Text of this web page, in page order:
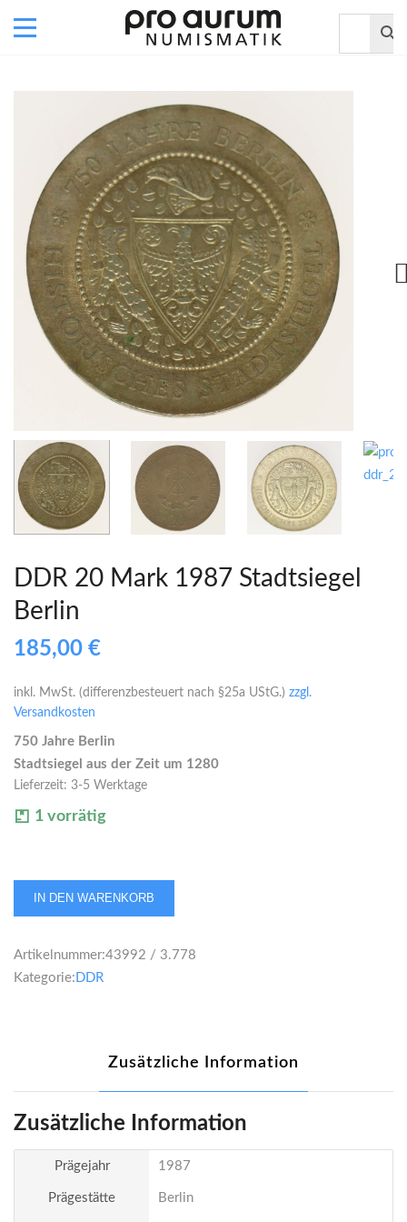
DDR 20 Mark 1987 Stadtsiegel
Berlin
185,00 €
inkl. MwSt. (differenzbesteuert nach §25a UStG.) zzgl.
Versandkosten
750 Jahre Berlin
Stadtsiegel aus der Zeit um 1280
Lieferzeit: 3-5 Werktage
1 vorrätig
DDR
1987
Stadtsiegel
IN DEN WARENKORB
Artikelnummer:43992 / 3.778
Kategorie: DDR
Zusätzliche Information
Zusätzliche Information
Prägejahr 1987
Prägestätte Berlin